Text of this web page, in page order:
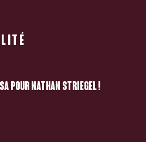
POUR NATHAN STRIEGEL !